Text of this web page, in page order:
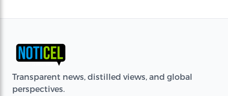
Transparent news, distilled views, and global
perspectives.